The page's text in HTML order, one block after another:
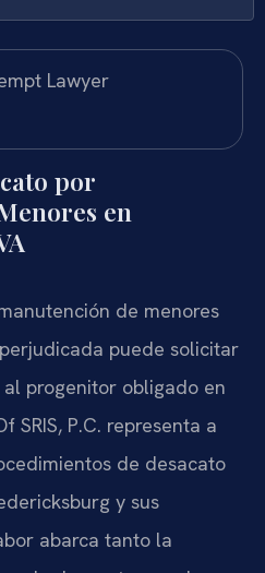
por
en
de menores
puede solicitar
progenitor obligado en
SRIS, P.C. representa a
de desacato
y sus
abarca tanto la